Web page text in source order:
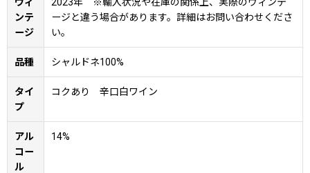
ンテ
ージ
ージと違う場合があります。詳細はお問い合わせくださ
い。
品種 シャルドネ100%
タイ
プ
コクあり 辛口白ワイン
アル
コー
ル
14%